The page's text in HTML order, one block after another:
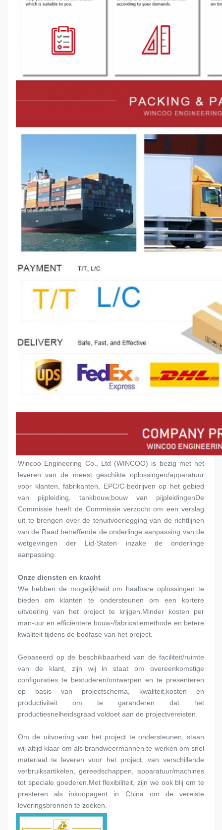
Wincoo Engineering Co., Ltd (WINCOO) is bezig met het
leveren van de meest geschikte oplossingen/apparatuur
voor klanten, fabrikanten, EPC/C-bedrijven op het gebied
van pijpleiding, tankbouw,bouw van pijpleidingenDe
Commissie heeft de Commissie verzocht om een verslag
uit te brengen over de tenuitvoerlegging van de richtlijnen
van de Raad betreffende de onderlinge aanpassing van de
wetgevingen der Lid-Staten inzake de onderlinge
aanpassing.
Onze diensten en kracht
We hebben de mogelijkheid om haalbare oplossingen te
bieden om klanten te ondersteunen om een kortere
uitvoering van het project te krijgen.Minder kosten per
man-uur en efficiëntere bouw-/fabricatiemethode en betere
kwaliteit tijdens de bodfase van het project.
Gebaseerd op de beschikbaarheid van de faciliteit/ruimte
van de klant, zijn wij in staat om overeenkomstige
configuraties te bestuderen/ontwerpen en te presenteren
op basis van projectschema, kwaliteit,kosten en
productiviteit om te garanderen dat het
productiesnelheidsgraad voldoet aan de projectvereisten.
Om de uitvoering van het project te ondersteunen, staan
wij altijd klaar om als brandweermannen te werken om snel
materiaal te leveren voor het project, van verschillende
verbruiksartikelen, gereedschappen, apparatuur/machines
tot speciale goederen.Met flexibiliteit, zijn we ook blij om te
presteren als inkoopagent in China om de vereiste
leveringsbronnen te zoeken.